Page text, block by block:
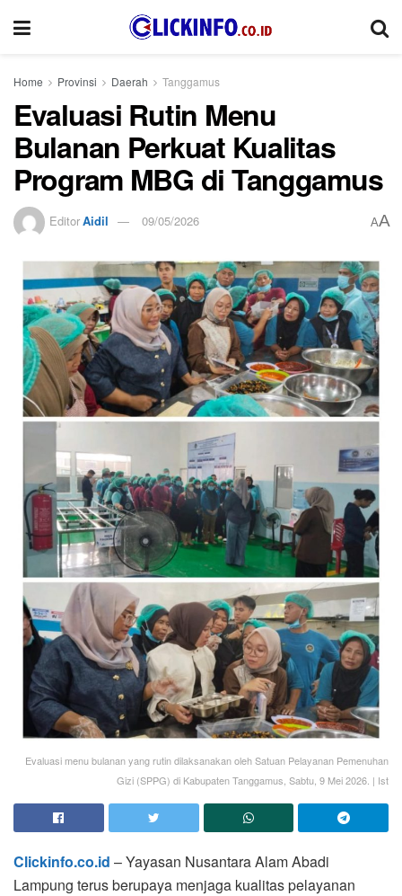
Home Provinsi Daerah Tanggamus
Evaluasi Rutin Menu
Bulanan Perkuat Kualitas
Program MBG di Tanggamus
EditorAidil 09/05/2026 AA
Evaluasi menu bulanan yang rutin dilaksanakan oleh Satuan Pelayanan Pemenuhan
Gizi (SPPG) di Kabupaten Tanggamus, Sabtu, 9 Mei 2026. | Ist
Clickinfo.co.id – Yayasan Nusantara Alam Abadi
Lampung terus berupaya menjaga kualitas pelayanan